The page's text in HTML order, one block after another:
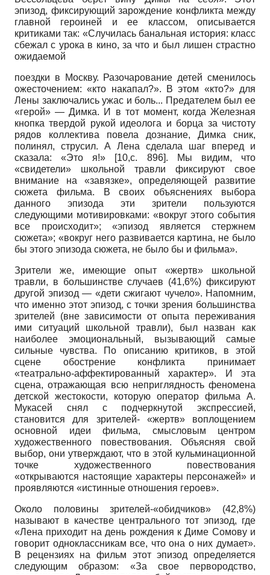
эпизод, фиксирующий зарождение конфликта между
главной героиней и ее классом, описывается
критиками так: «Случилась банальная история: класс
сбежал с урока в кино, за что и был лишен страстно
ожидаемой
поездки в Москву. Разочарование детей сменилось
ожесточением: «кто накапал?». В этом «кто?» для
Лены заключались ужас и боль... Предателем был ее
«герой» — Димка. И в тот момент, когда Железная
кнопка твердой рукой идеолога и борца за чистоту
рядов коллектива повела дознание, Димка сник,
полинял, струсил. А Лена сделала шаг вперед и
сказала: «Это я!» [10,с. 896]. Мы видим, что
«свидетели» школьной травли фиксируют свое
внимание на «завязке», определяющей развитие
сюжета фильма. В своих объяснениях выбора
данного эпизода эти зрители пользуются
следующими мотивировками: «вокруг этого события
все происходит»; «эпизод является стержнем
сюжета»; «вокруг него развивается картина, не было
бы этого эпизода сюжета, не было бы и фильма».
Зрители же, имеющие опыт «жертв» школьной
травли, в большинстве случаев (41,6%) фиксируют
другой эпизод — «дети сжигают чучело». Напомним,
что именно этот эпизод, с точки зрения большинства
зрителей (вне зависимости от опыта переживания
ими ситуаций школьной травли), был назван как
наиболее эмоциональный, вызывающий самые
сильные чувства. По описанию критиков, в этой
сцене обострение конфликта принимает
«театрально-аффектированный характер». И эта
сцена, отражающая всю неприглядность феномена
детской жестокости, которую оператор фильма А.
Мукасей снял с подчеркнутой экспрессией,
становится для зрителей- «жертв» воплощением
основной идеи фильма, смысловым центром
художественного повествования. Объясняя свой
выбор, они утверждают, что в этой кульминационной
точке художественного повествования
«открываются настоящие характеры персонажей» и
проявляются «истинные отношения героев».
Около половины зрителей-«обидчиков» (42,8%)
называют в качестве центрального тот эпизод, где
«Лена приходит на день рождения к Диме Сомову и
говорит одноклассникам все, что она о них думает».
В рецензиях на фильм этот эпизод определяется
следующим образом: «За свое первородство,